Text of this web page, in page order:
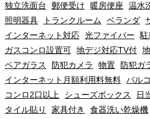
独立洗面台
郵便受け 暖房便座 温水
照明器具
トランクルーム ベランダ
インターネット対応 光ファイバー 駐
ガスコンロ設置可 地デジ対応TV付
ペアガラス
防犯カメラ 物置 防犯ガ
インターネット月額利用料無料 バル
コンロ2口以上
シューズボックス 日
タイル貼り
家具付き 食器洗い乾燥機